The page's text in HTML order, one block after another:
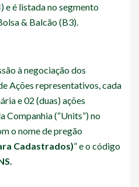
é listada no segmento
& Balcão (B3).
à negociação dos
Ações representativos, cada
e 02 (duas) ações
Companhia (“Units”) no
o nome de pregão
Cadastrados)” e o código